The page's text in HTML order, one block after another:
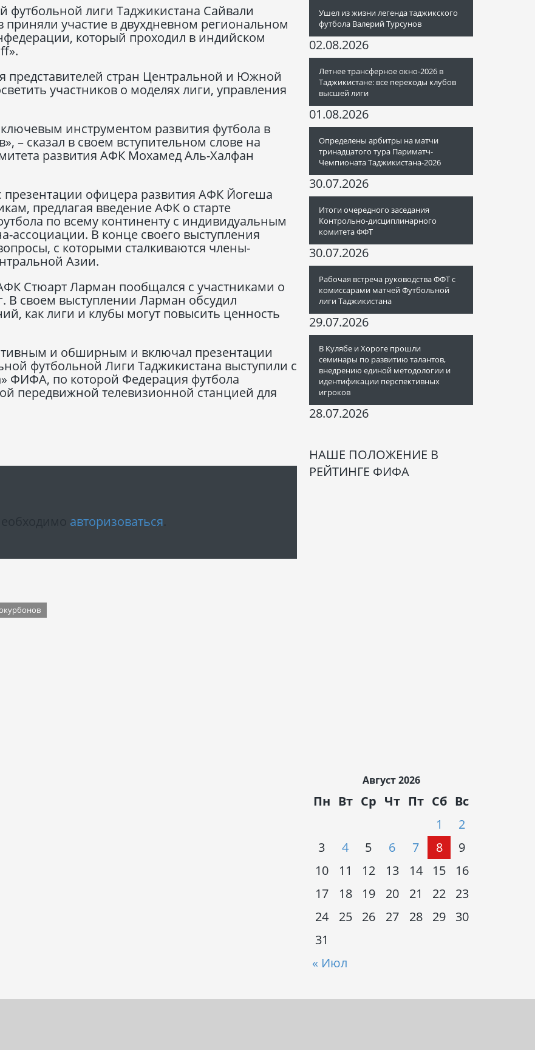
лиги Таджикистана Сайвали
участие в двухдневном региональном
который проходил в индийском
представителей стран Центральной и Южной
участников о моделях лиги, управления
инструментом развития футбола в
– сказал в своем вступительном слове на
развития АФК Мохамед Аль-Халфан
офицера развития АФК Йогеша
предлагая введение АФК о старте
по всему континенту с индивидуальным
ассоциации. В конце своего выступления
с которыми сталкиваются члены-
Азии.
Стюарт Ларман пообщался с участниками о
В своем выступлении Ларман обсудил
как лиги и клубы могут повысить ценность
и обширным и включал презентации
футбольной Лиги Таджикистана выступили с
ФИФА, по которой Федерация футбола
передвижной телевизионной станцией для
авторизоваться
Ушел из жизни легенда таджикского
футбола Валерий Турсунов
02.08.2026
Летнее трансферное окно-2026 в
Таджикистане: все переходы клубов
высшей лиги
01.08.2026
Определены арбитры на матчи
тринадцатого тура Париматч-
Чемпионата Таджикистана-2026
30.07.2026
Итоги очередного заседания
Контрольно-дисциплинарного
комитета ФФТ
30.07.2026
Рабочая встреча руководства ФФТ с
комиссарами матчей Футбольной
лиги Таджикистана
29.07.2026
В Кулябе и Хороге прошли
семинары по развитию талантов,
внедрению единой методологии и
идентификации перспективных
игроков
28.07.2026
НАШЕ ПОЛОЖЕНИЕ В
РЕЙТИНГЕ ФИФА
Август 2026
Пн Вт Ср Чт Пт Сб Вс
« Июл
1
2
3
4 5 6 7 8
9
10
11 12 13 14 15
16
17
18 19 20 21 22
23
24
25 26 27 28 29
30
31